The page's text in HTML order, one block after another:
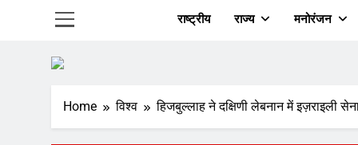
राष्ट्रीय राज्य मनोरंजन
Home विश्व हिजबुल्लाह ने दक्षिणी लेबनान में इज़राइली